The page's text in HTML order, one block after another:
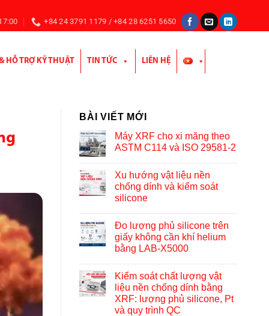
+84 24 3791 1179 / +84 28 6251 5650
HỖ TRỢ KỸ THUẬT TIN TỨC LIÊN HỆ
BÀI VIẾT MỚI
Máy XRF cho xi măng theo
ASTM C114 và ISO 29581-2
Xu hướng vật liệu nền
chống dính và kiểm soát
silicone
Đo lượng phủ silicone trên
giấy không cần khí helium
bằng LAB-X5000
Kiểm soát chất lượng vật
liệu nền chống dính bằng
XRF: lượng phủ silicone, Pt
và quy trình QC